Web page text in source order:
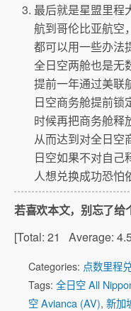
最后就是星盟里程
航到哥伦比亚航空
都可以用一些办法
全日空两舱也是无
提前一年通过美联
日空商务舱提前锁
时候再把商务舱释
从而达到对全日空
日空如果不对自己
人想兑换成功恐怕
若喜欢本文，别忘了给
[Total: 21 Average:
Categories: 点数里程
Tags: 全日空 All
空 Avianca (AV), 新加